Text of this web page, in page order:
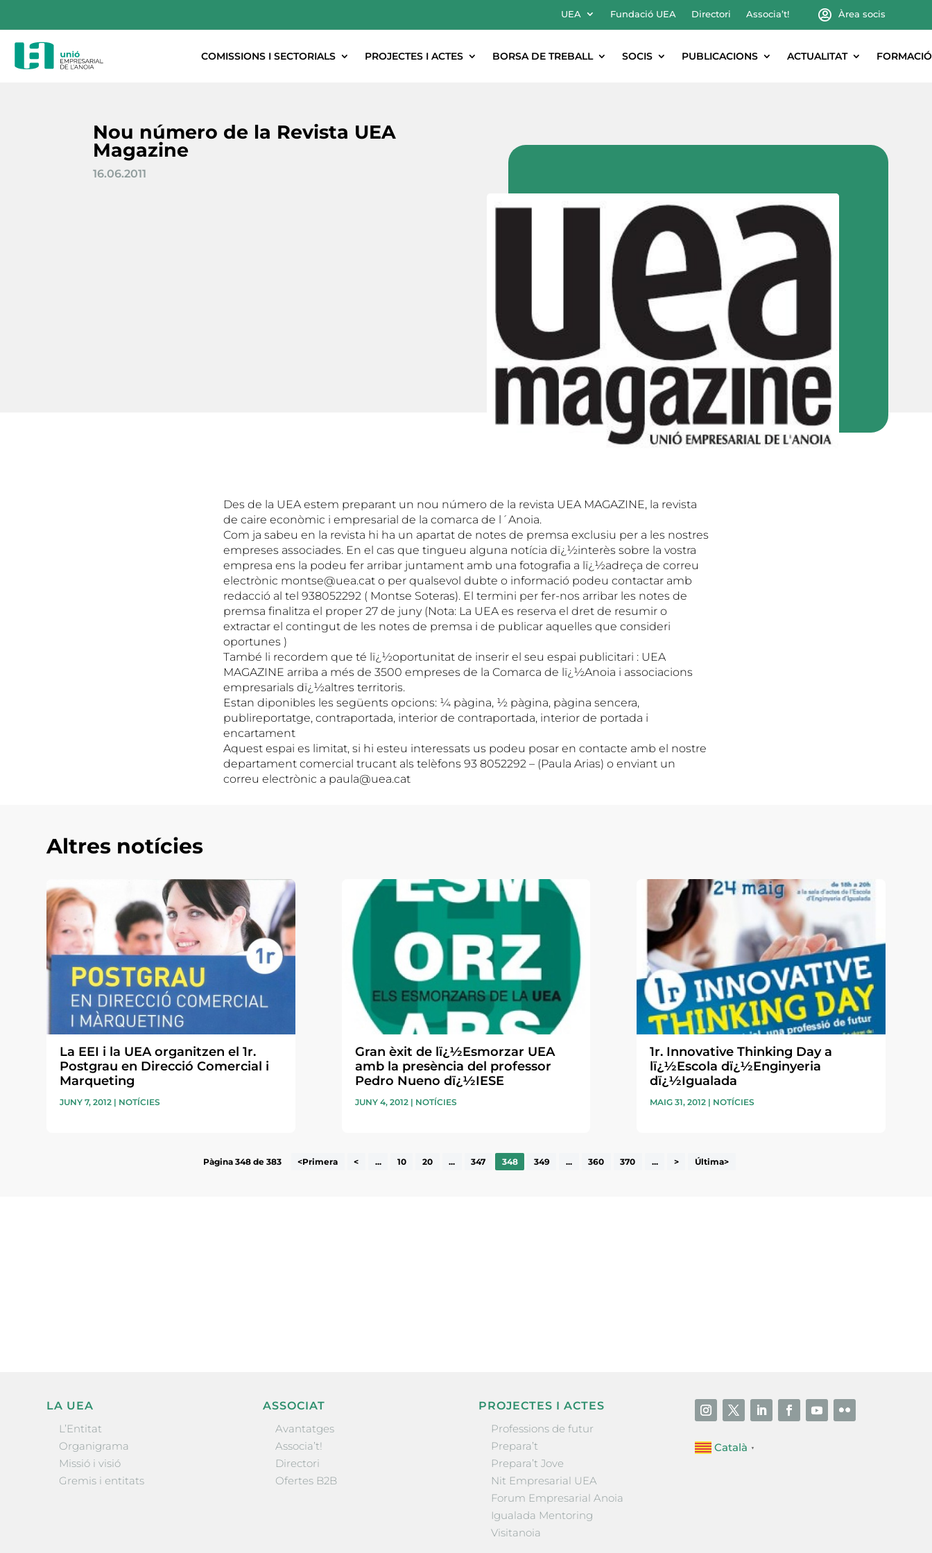
UEA Fundació UEA Directori Associa’t! Àrea socis
COMISSIONS I SECTORIALS PROJECTES I ACTES BORSA DE TREBALL SOCIS PUBLICACIONS ACTUALITAT FORMACIÓ
Nou número de la Revista UEA
Magazine
16.06.2011
Des de la UEA estem preparant un nou número de la revista UEA MAGAZINE, la revista
de caire econòmic i empresarial de la comarca de l´Anoia.
Com ja sabeu en la revista hi ha un apartat de notes de premsa exclusiu per a les nostres
empreses associades. En el cas que tingueu alguna notícia dï¿½interès sobre la vostra
empresa ens la podeu fer arribar juntament amb una fotografia a lï¿½adreça de correu
electrònic montse@uea.cat o per qualsevol dubte o informació podeu contactar amb
redacció al tel 938052292 ( Montse Soteras). El termini per fer-nos arribar les notes de
premsa finalitza el proper 27 de juny (Nota: La UEA es reserva el dret de resumir o
extractar el contingut de les notes de premsa i de publicar aquelles que consideri
oportunes )
També li recordem que té lï¿½oportunitat de inserir el seu espai publicitari : UEA
MAGAZINE arriba a més de 3500 empreses de la Comarca de lï¿½Anoia i associacions
empresarials dï¿½altres territoris.
Estan diponibles les següents opcions: ¼ pàgina, ½ pàgina, pàgina sencera,
publireportatge, contraportada, interior de contraportada, interior de portada i
encartament
Aquest espai es limitat, si hi esteu interessats us podeu posar en contacte amb el nostre
departament comercial trucant als telèfons 93 8052292 – (Paula Arias) o enviant un
correu electrònic a paula@uea.cat
Altres notícies
La EEI i la UEA organitzen el 1r.
Postgrau en Direcció Comercial i
Marqueting
JUNY 7, 2012 | NOTÍCIES
Gran èxit de lï¿½Esmorzar UEA
amb la presència del professor
Pedro Nueno dï¿½IESE
JUNY 4, 2012| NOTÍCIES
1r. Innovative Thinking Day a
lï¿½Escola dï¿½Enginyeria
dï¿½Igualada
MAIG 31, 2012| NOTÍCIES
Pàgina 348 de 383 <Primera < ... 10 20 ... 347 348 349 ... 360 370 ... > Última>
LA UEA
L’Entitat
Organigrama
Missió i visió
Gremis i entitats
ASSOCIAT
Avantatges
Associa’t!
Directori
Ofertes B2B
PROJECTES I ACTES
Professions de futur
Prepara’t
Prepara’t Jove
Nit Empresarial UEA
Forum Empresarial Anoia
Igualada Mentoring
Visitanoia
Català ▼